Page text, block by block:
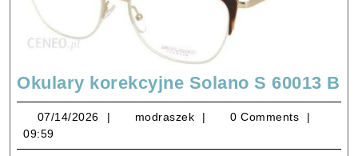
Okulary korekcyjne Solano S 60013 B
S
07/14/2026 07/14/2026
modraszek modraszek
0 Comments
09:59